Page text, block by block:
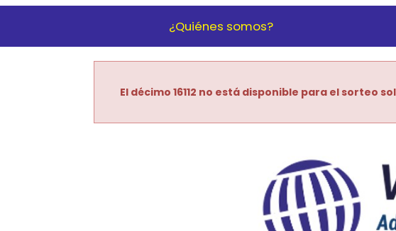
¿Quiénes somos?
El décimo 16112 no está disponible para el sorteo